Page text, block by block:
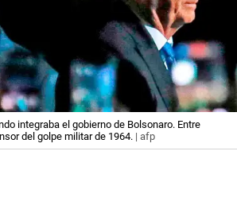
integraba el gobierno de Bolsonaro. Entre
del golpe militar de 1964. | afp